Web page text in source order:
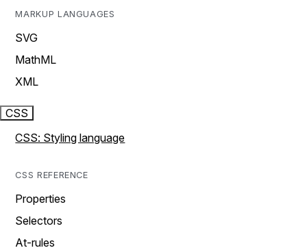
MARKUP LANGUAGES
SVG
MathML
XML
CSS
CSS: Styling language
CSS REFERENCE
Properties
Selectors
At-rules